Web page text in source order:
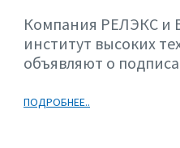
Компания РЕЛЭКС и
институт высоких
объявляют о
ПОДРОБНЕЕ..